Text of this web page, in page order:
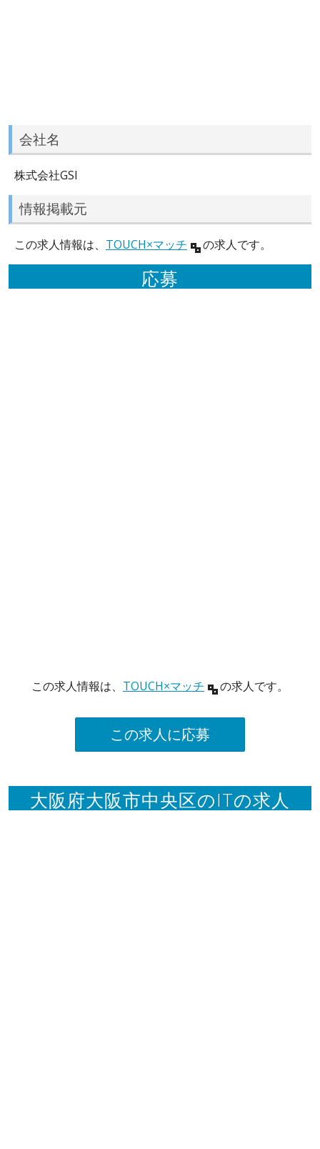
会社名
株式会社GSI
情報掲載元
この求人情報は、 TOUCH×マッチ の求人です。
応募
この求人情報は、 TOUCH×マッチ の求人です。
この求人に応募
大阪府大阪市中央区のITの求人